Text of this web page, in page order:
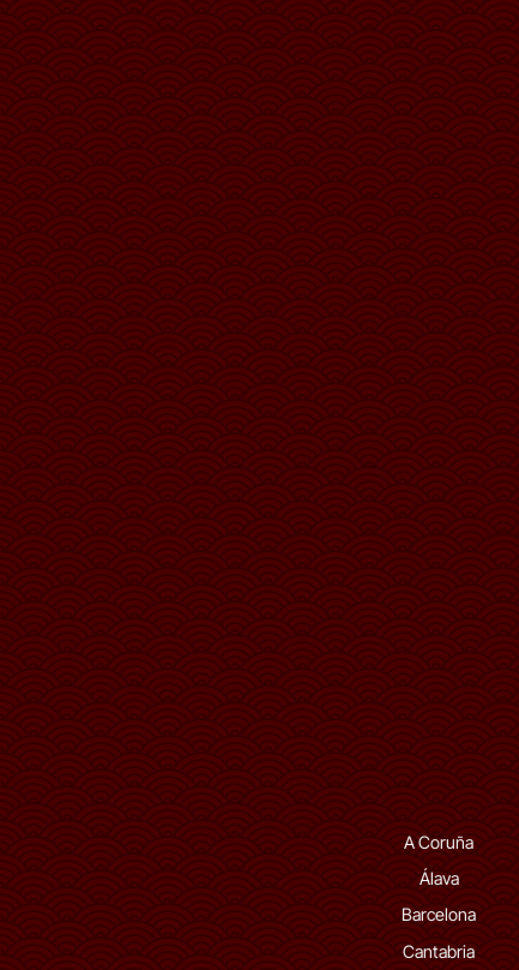
A Coruña
Álava
Barcelona
Cantabria